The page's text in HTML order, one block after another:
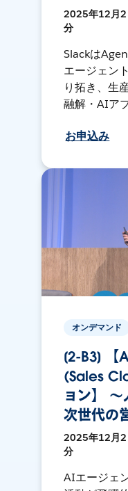
2025年12月2
分
Slackは
エージェン
り拓き、生
融解・AIア
お申込み
オンデマンド
[2-B3] 【
(Sales
ョン】
次世代の
2025年12月2
分
AIエージェ